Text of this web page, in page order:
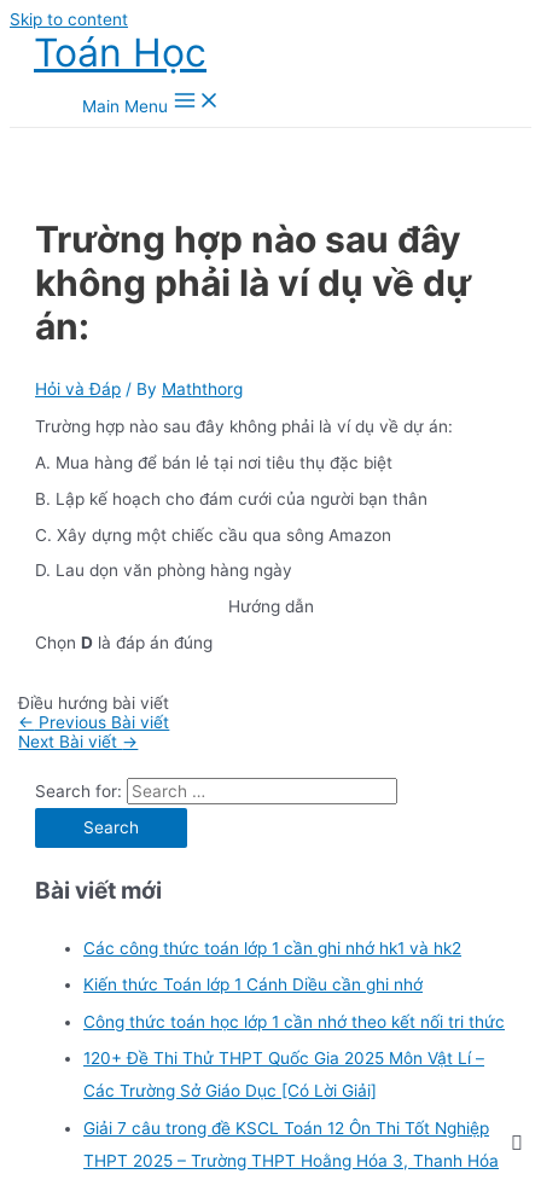
Skip to content
Toán Học
Main Menu
Trường hợp nào sau đây
không phải là ví dụ về dự
án:
Hỏi và Đáp / By Maththorg
Trường hợp nào sau đây không phải là ví dụ về dự án:
A. Mua hàng để bán lẻ tại nơi tiêu thụ đặc biệt
B. Lập kế hoạch cho đám cưới của người bạn thân
C. Xây dựng một chiếc cầu qua sông Amazon
D. Lau dọn văn phòng hàng ngày
Hướng dẫn
ChọnD là đáp án đúng
Điều hướng bài viết
← Previous Bài viết
Next Bài viết →
Search for:
Bài viết mới
Các công thức toán lớp 1 cần ghi nhớ hk1 và hk2
Kiến thức Toán lớp 1 Cánh Diều cần ghi nhớ
Công thức toán học lớp 1 cần nhớ theo kết nối tri thức
120+ Đề Thi Thử THPT Quốc Gia 2025 Môn Vật Lí –
Các Trường Sở Giáo Dục [Có Lời Giải]
Giải 7 câu trong đề KSCL Toán 12 Ôn Thi Tốt Nghiệp
THPT 2025 – Trường THPT Hoằng Hóa 3, Thanh Hóa